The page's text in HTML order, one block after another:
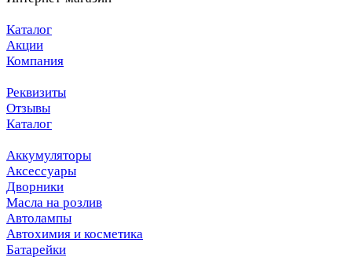
Каталог
Акции
Компания
Реквизиты
Отзывы
Каталог
Аккумуляторы
Аксессуары
Дворники
Масла на розлив
Автолампы
Автохимия и косметика
Батарейки